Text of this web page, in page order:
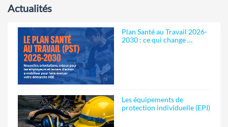
Actualités
Plan Santé au Travail 2026-
2030 : ce qui change …
Les équipements de
protection individuelle (EPI)